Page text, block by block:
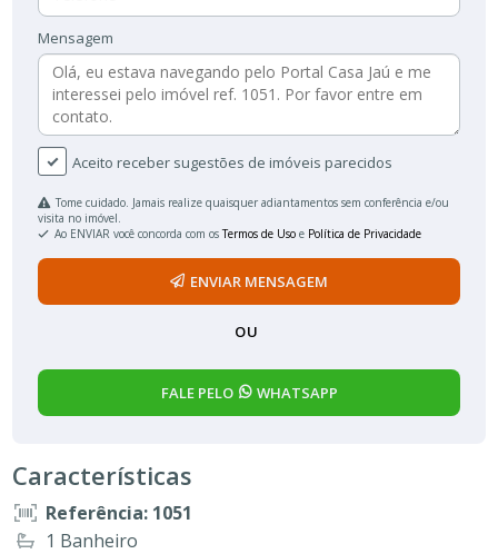
Mensagem
Aceito receber sugestões de imóveis parecidos
Tome cuidado. Jamais realize quaisquer adiantamentos sem conferência e/ou
visita no imóvel.
Ao ENVIAR você concorda com osTermos de Uso e Política de Privacidade
ENVIAR MENSAGEM
OU
FALE PELO WHATSAPP
Características
Referência: 1051
1 Banheiro